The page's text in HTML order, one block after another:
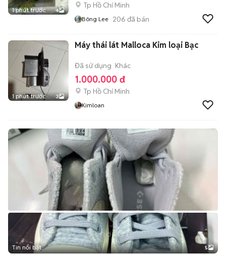
1 phút trước 4
Tp Hồ Chí Minh
Bông Lee 206 đã bán
1 phút trước 3
Máy thái lát Malloca Kim loại Bạc
Đã sử dụng Khác
1.000.000 đ
Tp Hồ Chí Minh
Kimloan
Tin nổi bật 5